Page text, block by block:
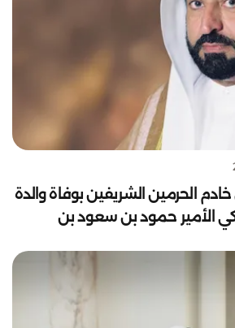
الحرمين الشريفين بوفاة والدة
الأمير حمود بن سعود بن